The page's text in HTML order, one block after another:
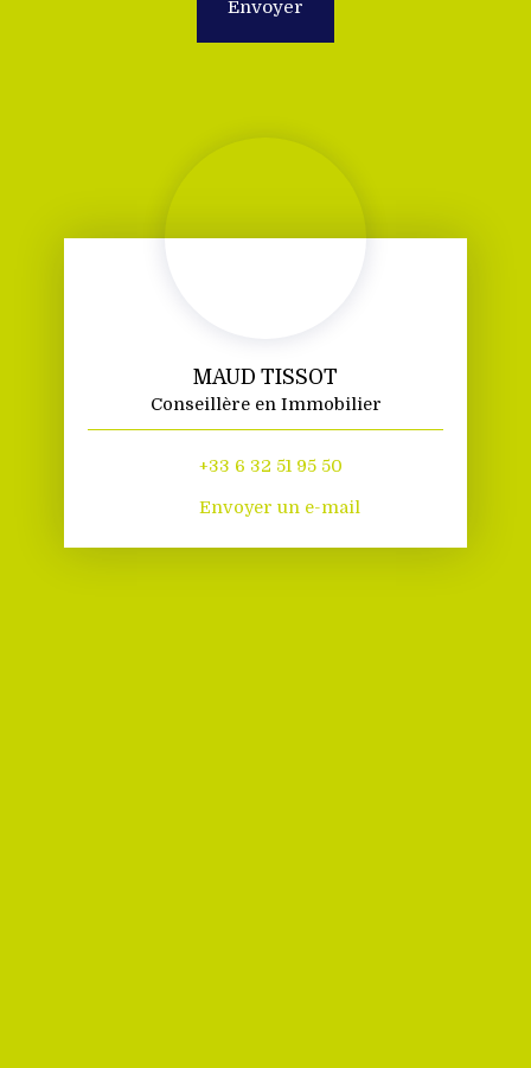
Envoyer
MAUD TISSOT
Conseillère en Immobilier
+33 6 32 51 95 50
Envoyer un e-mail